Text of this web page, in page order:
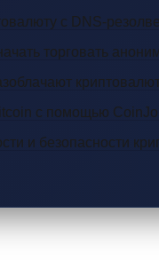
с DNS-
торговать
с помощью
и безопасности